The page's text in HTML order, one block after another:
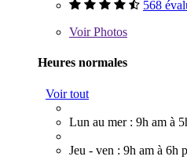
568
VoirPhotos
Heures normales
Voir tout
Lun au mer : 9h am à
Jeu - ven : 9h am à 6h